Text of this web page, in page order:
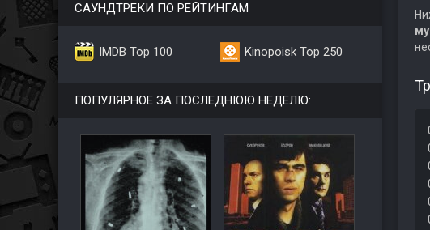
САУНДТРЕКИ ПО РЕЙТИНГАМ
IMDB Top 100 Kinopoisk Top 250
ПОПУЛЯРНОЕ ЗА ПОСЛЕДНЮЮ НЕДЕЛЮ: